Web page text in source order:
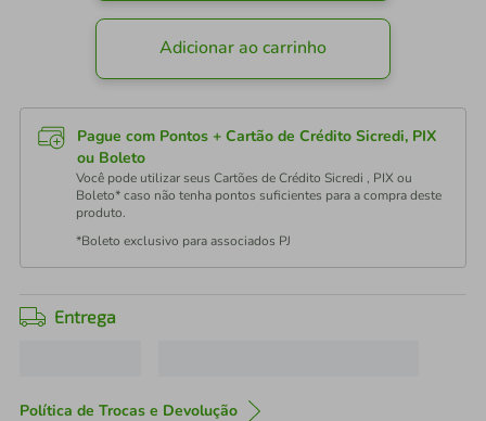
Adicionar ao carrinho
Pague com Pontos + Cartão de Crédito Sicredi, PIX
ou Boleto
Você pode utilizar seus Cartões de Crédito Sicredi , PIX ou
Boleto* caso não tenha pontos suficientes para a compra deste
produto.
*Boleto exclusivo para associados PJ
Entrega
Política de Trocas e Devolução